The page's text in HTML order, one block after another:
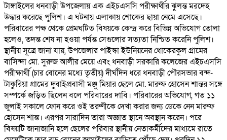
টাঙ্গাইলের ধনবাড়ী উপজেলায় এক এইচএসসি পরীক্ষার্থীর ঝুলন্ত মরদেহ
উদ্ধার করেছে পুলিশ। এ ঘটনায় এলাকায় শোকের ছায়া নেমে এসেছে।
পরিবারের পক্ষ থেকে প্রেমঘটিত বিষয়কে কেন্দ্র করে বিভিন্ন অভিযোগ তোলা
হলেও, তদন্ত শেষ না হওয়া পর্যন্ত সেগুলোর সত্যতা নিশ্চিত করেনি পুলিশ।
স্থানীয় সূত্রে জানা যায়, উপজেলার পাইস্কা ইউনিয়নের ধোকেরকুল গ্রামের
বাসিন্দা মো. সুরুজ আলীর মেয়ে এবং ধনবাড়ী সরকারি কলেজের এইচএসসি
পরীক্ষার্থী (চার বোনের মধ্যে তৃতীয়) দীর্ঘদিন ধরে ধনবাড়ী পৌরসভার বন্দ-
টাকুরিয়া গ্রামের দুবাইপ্রবাসী মঞ্জু মিয়ার ছেলে মো. মারুফ হোসেন শান্তর সঙ্গে
সম্পর্কে জড়িত ছিলেন বলে পরিবারের দাবি। পরিবারের অভিযোগ, গত ১১
জুলাই সকালে ফোন করে ওই তরুণীকে দেখা করার জন্য ডেকে নেন মারুফ
হোসেন শান্ত। এরপর সারাদিন তারা অজ্ঞাত স্থানে অবস্থান করেন। পরে
বিষয়টি জানাজানি হলে ছেলের পরিবার স্থানীয় নেতাকর্মীদের মাধ্যমে রাতে